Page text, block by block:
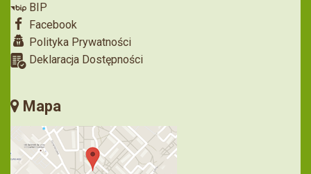
BIP
Facebook
Polityka Prywatności
Deklaracja Dostępności
Mapa